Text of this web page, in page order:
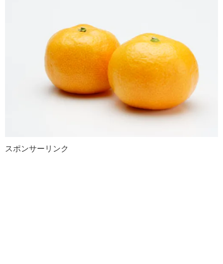
スポンサーリンク